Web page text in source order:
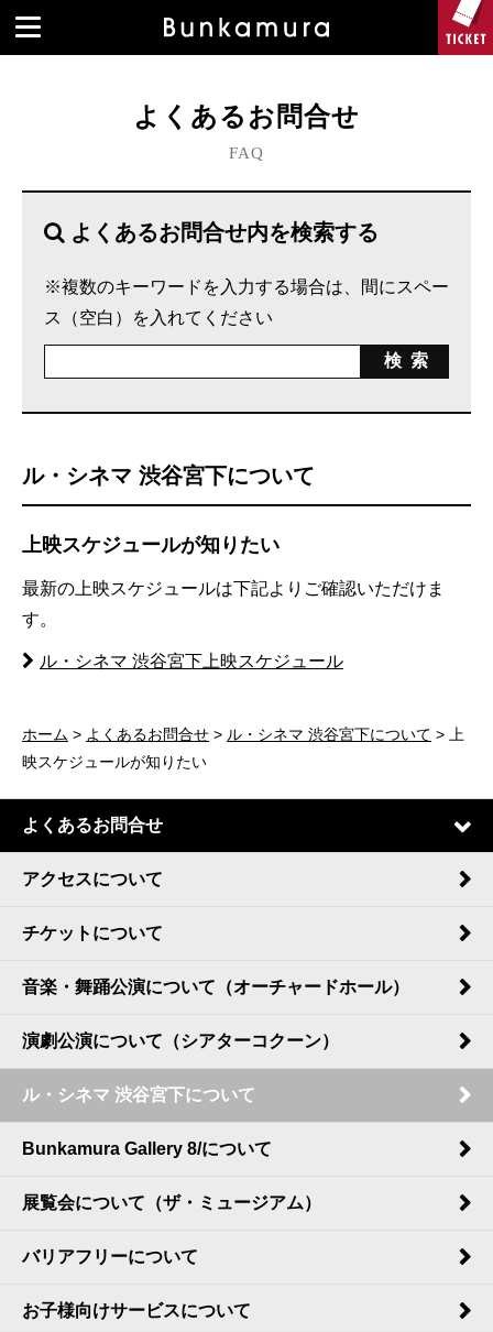
よくあるお問合せ
FAQ
よくあるお問合せ内を検索する
※複数のキーワードを入力する場合は、間にスペー
ス（空白）を入れてください
ル・シネマ 渋谷宮下について
上映スケジュールが知りたい
最新の上映スケジュールは下記よりご確認いただけま
す。
ル・シネマ 渋谷宮下上映スケジュール
ホーム > よくあるお問合せ > ル・シネマ 渋谷宮下について > 上
映スケジュールが知りたい
よくあるお問合せ
アクセスについて
チケットについて
音楽・舞踊公演について（オーチャードホール）
演劇公演について（シアターコクーン）
ル・シネマ 渋谷宮下について
Bunkamura Gallery 8/について
展覧会について（ザ・ミュージアム）
バリアフリーについて
お子様向けサービスについて